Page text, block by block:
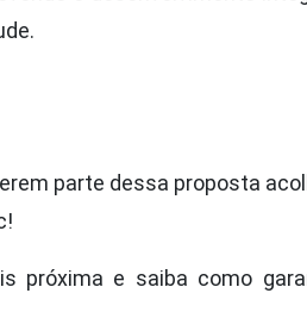
parte dessa proposta
próxima e saiba como